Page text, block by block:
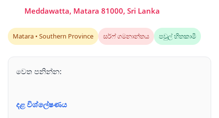
Meddawatta, Matara 81000, Sri Lanka
Matara • Southern Province සර්ෆ් ගමනාන්තය පවුල් හිතකාමී
වෙත පනින්න:
දළ විශ්ලේෂණය